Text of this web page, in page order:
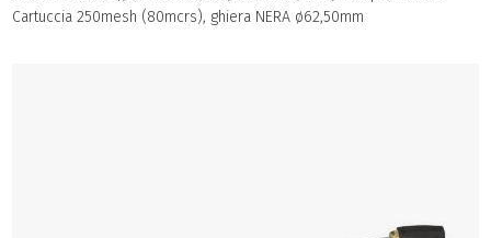
Cartuccia 250mesh (80mcrs), ghiera NERA ø62,50mm